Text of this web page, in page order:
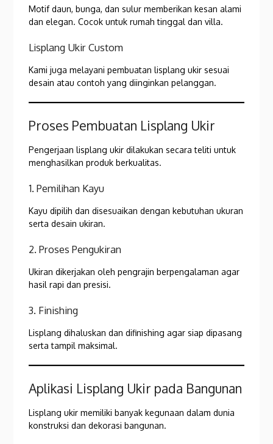
Motif daun, bunga, dan sulur memberikan kesan alami
dan elegan. Cocok untuk rumah tinggal dan villa.
Lisplang Ukir Custom
Kami juga melayani pembuatan lisplang ukir sesuai
desain atau contoh yang diinginkan pelanggan.
Proses Pembuatan Lisplang Ukir
Pengerjaan lisplang ukir dilakukan secara teliti untuk
menghasilkan produk berkualitas.
1. Pemilihan Kayu
Kayu dipilih dan disesuaikan dengan kebutuhan ukuran
serta desain ukiran.
2. Proses Pengukiran
Ukiran dikerjakan oleh pengrajin berpengalaman agar
hasil rapi dan presisi.
3. Finishing
Lisplang dihaluskan dan difinishing agar siap dipasang
serta tampil maksimal.
Aplikasi Lisplang Ukir pada Bangunan
Lisplang ukir memiliki banyak kegunaan dalam dunia
konstruksi dan dekorasi bangunan.